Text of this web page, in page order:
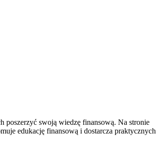
poszerzyć swoją wiedzę finansową. Na stronie
edukację finansową i dostarcza praktycznych